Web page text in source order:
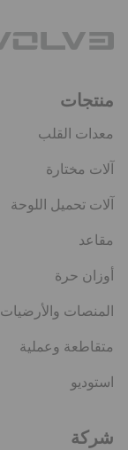
منتجات
معدات القلب
آلات مختارة
آلات تحميل اللوحة
مقاعد
أوزان حرة
المنصات والأرضيات
متقاطعة وعملية
استوديو
شركة